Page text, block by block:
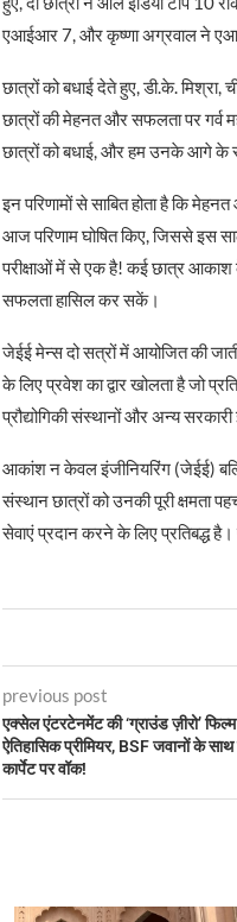
एआईआर 7, और कृष्णा अग्रवाल ने
छात्रों को बधाई देते हुए, डी.के.
छात्रों की मेहनत और सफलता पर
छात्रों को बधाई, और हम उनके आगे के
इन परिणामों से साबित होता है कि
आज परिणाम घोषित किए, जिससे इस
परीक्षाओं में से एक है! कई छात्र आकाश
सफलता हासिल कर सकें।
जेईई मेन्स दो सत्रों में आयोजित की
के लिए प्रवेश का द्वार खोलता है जो
प्रौद्योगिकी संस्थानों और अन्य
आकांश न केवल इंजीनियरिंग (जेईई)
संस्थान छात्रों को उनकी पूरी
सेवाएं प्रदान करने के लिए प्रतिबद्ध है।
previous post
एक्सेल एंटरटेनमेंट की ‘ग्राउंड ज़ीरो’
ऐतिहासिक प्रीमियर, BSF जवानों के
कार्पेट पर वॉक!